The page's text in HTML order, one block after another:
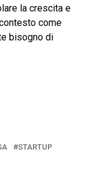
la crescita e
come
bisogno di
STARTUP